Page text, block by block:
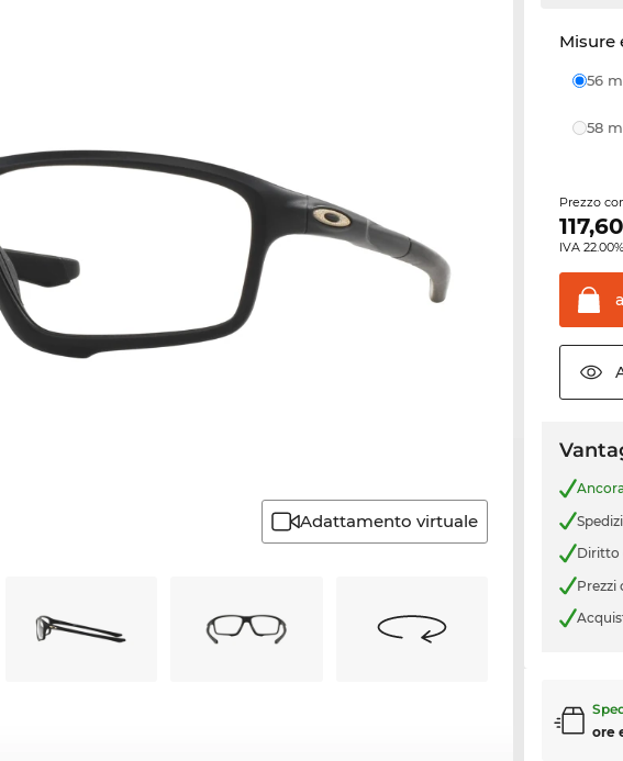
Adattamento virtuale
Misure
56
58
Prezzo
117,60
IVA
Diritto
Prezzi
ore